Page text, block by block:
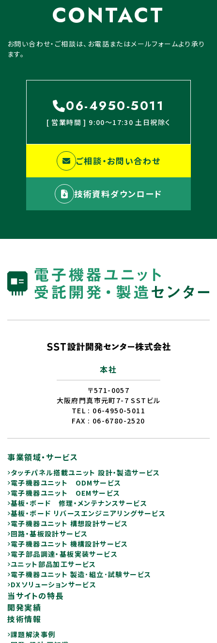
CONTACT
お問い合わせ・ご相談は、お電話またはメールフォームより承り
ます。
06-4950-5011
[ 営業時間 ] 9:00〜17:30 土日祝除く
ご相談・お問い合わせ
技術資料ダウンロード
本社
〒571-0057
大阪府門真市元町7-7 SSTビル
TEL : 06-4950-5011
FAX : 06-6780-2520
事業領域・サービス
タッチパネル搭載ユニット 設計・製造サービス
電子機器ユニット ODMサービス
電子機器ユニット OEMサービス
基板・ボード 修理・メンテナンスサービス
基板・ボード リバースエンジニアリングサービス
電子機器ユニット 構想設計サービス
回路・基板設計サービス
電子機器ユニット 機構設計サービス
電子部品調達・基板実装サービス
ユニット部品加工サービス
電子機器ユニット 製造･組立･試験サービス
DXソリューションサービス
当サイトの特長
開発実績
技術情報
課題解決事例